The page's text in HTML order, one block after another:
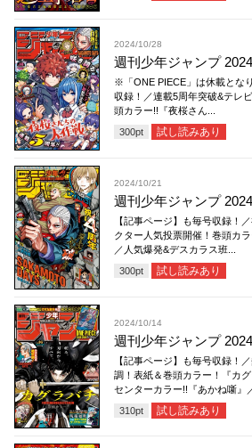
2024/10/28
週刊少年ジャンプ
※「ONE PIECE」は休載とな
収録！／連載5周年突破&テレ
頭カラー!!『夜桜さん...
300pt 試し読みあり
2024/10/21
週刊少年ジャンプ
【記事ページ】も毎号収録！
クター人気投票開催！巻頭カラ
／人気爆発&デスカラス班...
300pt 試し読みあり
2024/10/14
週刊少年ジャンプ
【記事ページ】も毎号収録！
調！表紙＆巻頭カラー！『カ
センターカラー!!『あかね噺』
310pt 試し読みあり